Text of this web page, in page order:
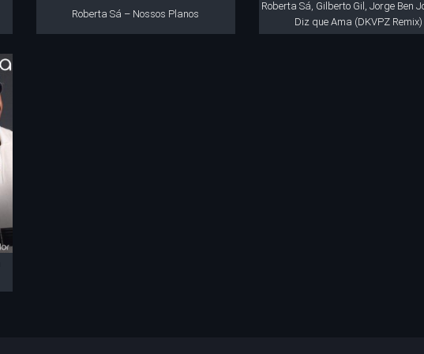
Roberta Sá – Nossos Planos
Roberta Sá, Gilberto Gil, Jorge Ben
Diz que Ama (DKVPZ Remix)